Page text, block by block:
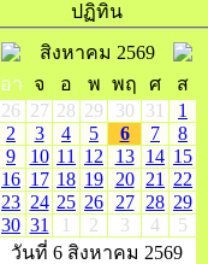
ปฏิทิน
สิงหาคม 2569
อา
จ อ พ พฤ ศ
ส
26 27 28 29 30 31
1
2
3 4 5 6 7
8
9
10 11 12 13 14 15
16 17 18 19 20 21
22
23 24 25 26 27 28 29
30 31 1 2 3 4
5
วันที่ 6 สิงหาคม 2569